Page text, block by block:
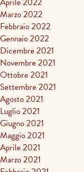
Marzo 2022
Febbraio 2022
Gennaio 2022
Dicembre 2021
Novembre 2021
Ottobre 2021
Settembre 2021
Agosto 2021
Luglio 2021
Giugno 2021
Maggio 2021
Aprile 2021
Marzo 2021